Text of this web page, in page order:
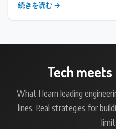
続きを読む →
Tech
What I learn leading
lines. Real strategies for